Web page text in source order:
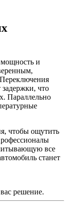
и
что
Параллельно
чтобы ощутить
все
станет
решение.